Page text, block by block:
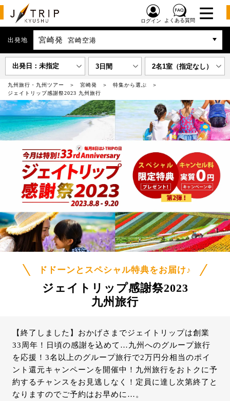
ログイン よくある質問
出発地 宮崎発 宮崎空港
出発日：未指定 3日間 2名1室（指定なし）
九州旅行・九州ツアー 宮崎発
特集から選ぶ
ジェイトリップ感謝祭2023 九州旅行
ドドーンとスペシャル特典をお届け♪
ジェイトリップ感謝祭2023
九州旅行
【終了しました】おかげさまでジェイトリップは創業
33周年！日頃の感謝を込めて…九州へのグループ旅行
を応援！3名以上のグループ旅行で2万円分相当のポイ
ント還元キャンペーンを開催中！九州旅行をおトクに予
約するチャンスをお見逃しなく！定員に達し次第終了と
なりますのでご予約はお早めに…。